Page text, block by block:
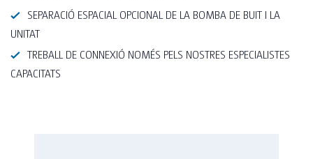
SEPARACIÓ ESPACIAL OPCIONAL DE LA BOMBA DE BUIT I LA
UNITAT
TREBALL DE CONNEXIÓ NOMÉS PELS NOSTRES ESPECIALISTES
CAPACITATS